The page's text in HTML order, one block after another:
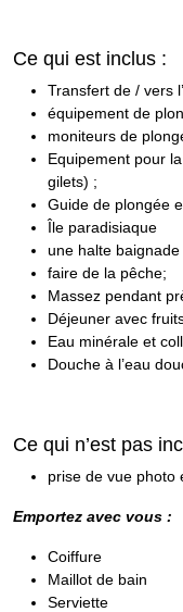
Ce qui est inclus :
Transfert de / vers
équipement de
moniteurs de
Equipement pour
gilets) ;
Guide de plongée
Île paradisiaque
une halte
faire de la pêche;
Massez pendant
Déjeuner avec
Eau minérale et
Douche à l’eau
Ce qui n’est pas
prise de vue photo
Emportez avec vous :
Coiffure
Maillot de bain
Serviette